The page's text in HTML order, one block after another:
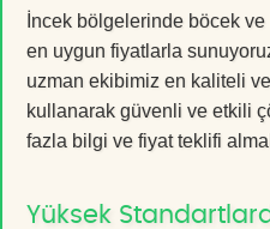
İncek bölgelerinde böcek
en uygun fiyatlarla
uzman ekibimiz en kaliteli
kullanarak güvenli ve etkili
fazla bilgi ve fiyat teklifi
Yüksek